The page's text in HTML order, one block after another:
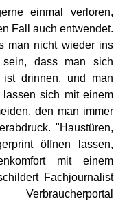
einmal verloren,
Fall auch entwendet.
man nicht wieder ins
dass man sich
drinnen, und man
sich mit einem
den man immer
"Haustüren,
öffnen lassen,
mit einem
Fachjournalist